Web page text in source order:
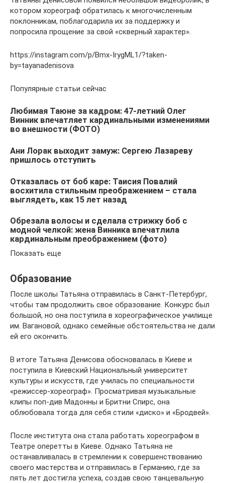
котором хореограф обратилась к многочисленным
поклонникам, поблагодарила их за поддержку и
попросила прощение за свой «скверный характер».
https://instagram.com/p/Bmx-IrygML1/?taken-
by=tayanadenisova
Популярные статьи сейчас
Любимая Таюне за кадром: 47-летний Олег
Винник впечатляет кардинальными изменениями
во внешности (ФОТО)
Ани Лорак выходит замуж: Сергею Лазареву
пришлось отступить
Отказалась от боб каре: Таисия Повалий
восхитила стильным преображением – стала
выглядеть, как 15 лет назад
Обрезала волосы и сделала стрижку боб с
модной челкой: жена Винника впечатлила
кардинальным преображением (фото)
Показать еще
Образование
После школы Татьяна отправилась в Санкт-Петербург,
чтобы там продолжить свое образование. Конкурс был
большой, но она поступила в хореографическое училище
им. Вагановой, однако семейные обстоятельства не дали
ей его окончить.
В итоге Татьяна Денисова обосновалась в Киеве и
поступила в Киевский Национальный университет
культуры и искусств, где училась по специальности
«режиссер-хореограф». Просматривая музыкальные
клипы поп-див Мадонны и Бритни Спирс, она
облюбовала тогда для себя стили «диско» и «Бродвей».
После института она стала работать хореографом в
Театре оперетты в Киеве. Однако Татьяна не
останавливалась в стремлении к совершенствованию
своего мастерства и отправилась в Германию, где за
пять лет достигла успеха, создав свою танцевальную